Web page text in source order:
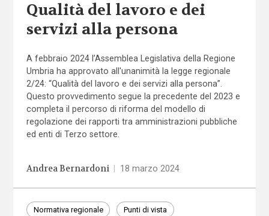
Qualità del lavoro e dei
servizi alla persona
A febbraio 2024 l’Assemblea Legislativa della Regione
Umbria ha approvato all'unanimità la legge regionale
2/24: “Qualità del lavoro e dei servizi alla persona”.
Questo provvedimento segue la precedente del 2023 e
completa il percorso di riforma del modello di
regolazione dei rapporti tra amministrazioni pubbliche
ed enti di Terzo settore.
Andrea Bernardoni 18 marzo 2024
Normativa regionale Punti di vista